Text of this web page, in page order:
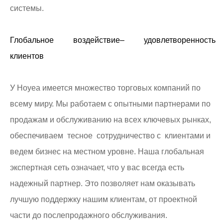
системы.
Глобальное воздействие– удовлетворенность
клиентов
У Hoyea имеется множество торговых компаний по
всему миру. Мы работаем с опытными партнерами по
продажам и обслуживанию на всех ключевых рынках,
обеспечиваем тесное сотрудничество с клиентами и
ведем бизнес на местном уровне. Наша глобальная
экспертная сеть означает, что у вас всегда есть
надежный партнер. Это позволяет нам оказывать
лучшую поддержку нашим клиентам, от проектной
части до послепродажного обслуживания.